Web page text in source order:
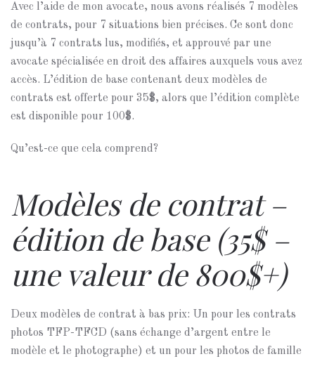
Avec l’aide de mon avocate, nous avons réalisés 7 modèles
de contrats, pour 7 situations bien précises. Ce sont donc
jusqu’à 7 contrats lus, modifiés, et approuvé par une
avocate spécialisée en droit des affaires auxquels vous avez
accès. L’édition de base contenant deux modèles de
contrats est offerte pour 35$, alors que l’édition complète
est disponible pour 100$.
Qu’est-ce que cela comprend?
Modèles de contrat –
édition de base (35$ –
une valeur de 800$+)
Deux modèles de contrat à bas prix: Un pour les contrats
photos TFP-TFCD (sans échange d’argent entre le
modèle et le photographe) et un pour les photos de famille